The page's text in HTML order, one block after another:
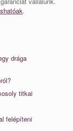
.
drága
titkai
felépíteni